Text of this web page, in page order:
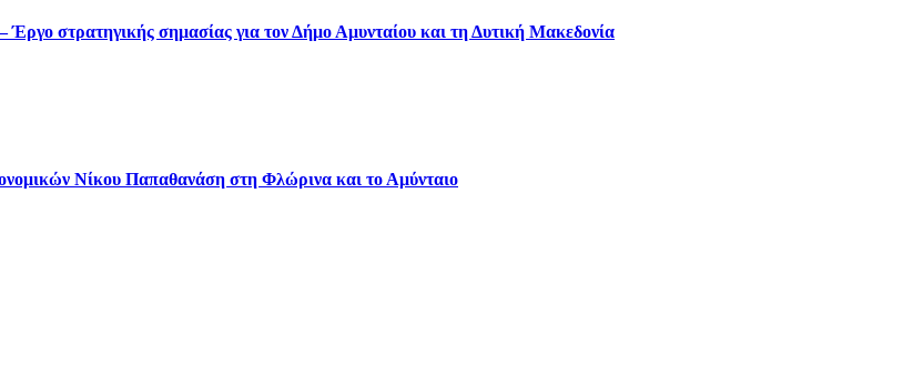
Έργο στρατηγικής σημασίας για τον Δήμο Αμυνταίου και τη Δυτική Μακεδονία
Νίκου Παπαθανάση στη Φλώρινα και το Αμύνταιο